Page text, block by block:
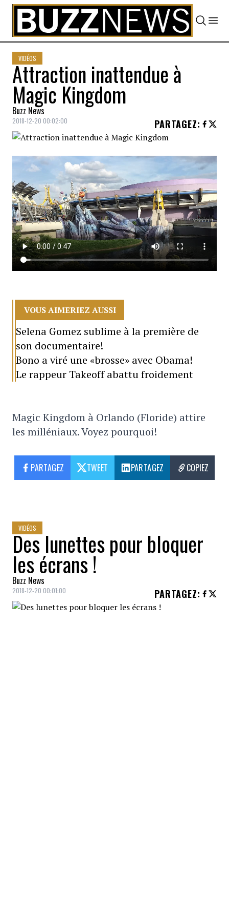
Skip to content
VIDÉOS
Attraction inattendue à
Magic Kingdom
Buzz News
2018-12-20 00:02:00 PARTAGEZ:
VOUS AIMERIEZ AUSSI
Selena Gomez sublime à la première de
son documentaire!
Bono a viré une «brosse» avec Obama!
Le rappeur Takeoff abattu froidement
Magic Kingdom à Orlando (Floride) attire
les milléniaux. Voyez pourquoi!
PARTAGEZ TWEET PARTAGEZ COPIEZ
VIDÉOS
Des lunettes pour bloquer
les écrans !
Buzz News
2018-12-20 00:01:00 PARTAGEZ: